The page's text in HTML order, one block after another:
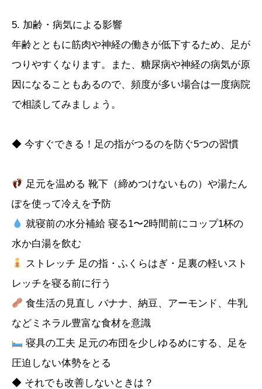
5. 加齢・病気による影響
年齢とともに筋肉や神経の働きが低下するため、足が
つりやすくなります。また、糖尿病や神経の病気が原
因になることもあるので、頻度が多い場合は一度病院
で相談してみましょう。
◆ 今すぐできる！足の指がつるのを防ぐ5つの習慣
足元を温める 靴下（締めつけないもの）や湯たん
ぽを使って冷えを予防
就寝前の水分補給 寝る1〜2時間前にコップ1杯の
水か白湯を飲む
ストレッチ 足の指・ふくらはぎ・足裏の軽いスト
レッチを寝る前に行う
食生活の見直し バナナ、納豆、アーモンド、牛乳
などミネラル豊富な食材を意識
寝具の工夫 足元の布団を少しゆるめにする、足を
圧迫しない体勢をとる
◆ それでも改善しないときは？